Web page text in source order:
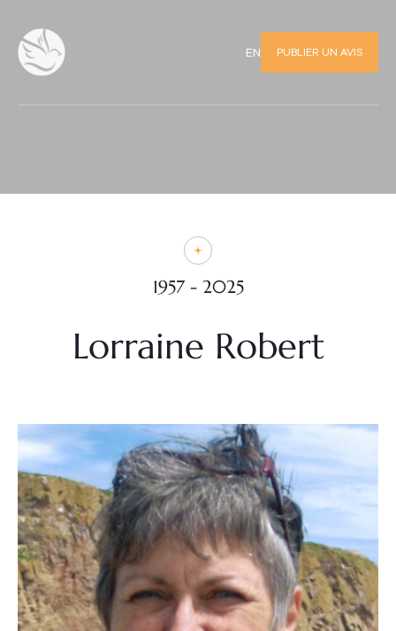
EN PUBLIER UN AVIS
1957 - 2025
Lorraine Robert